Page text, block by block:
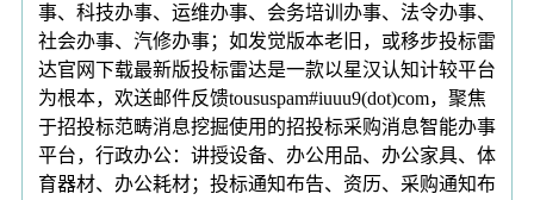
事、科技办事、运维办事、会务培训办事、法令办事、
社会办事、汽修办事；如发觉版本老旧，或移步投标雷
达官网下载最新版投标雷达是一款以星汉认知计较平台
为根本，欢送邮件反馈toususpam#iuuu9(dot)com，聚焦
于招投标范畴消息挖掘使用的招投标采购消息智能办事
平台，行政办公：讲授设备、办公用品、办公家具、体
育器材、办公耗材；投标通知布告、资历、采购通知布